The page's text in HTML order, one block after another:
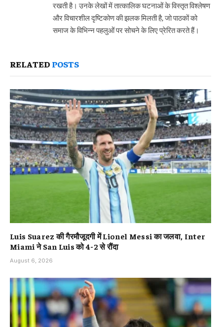
रखती है। उनके लेखों में तात्कालिक घटनाओं के विस्तृत विश्लेषण
और विचारशील दृष्टिकोण की झलक मिलती है, जो पाठकों को
समाज के विभिन्न पहलुओं पर सोचने के लिए प्रेरित करते हैं।
RELATED POSTS
Luis Suarez की गैरमौजूदगी में Lionel Messi का जलवा, Inter
Miami ने San Luis को 4-2 से रौंदा
August 6, 2026